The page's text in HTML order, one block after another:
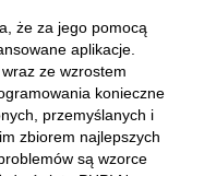
że za jego pomocą
aplikacje.
ze wzrostem
konieczne
przemyślanych i
zbiorem najlepszych
są wzorce